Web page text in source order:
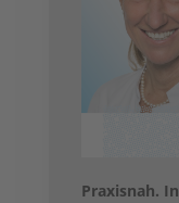
Praxisnah.